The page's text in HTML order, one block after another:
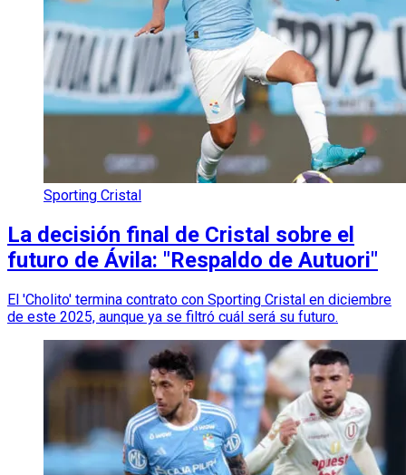
Sporting Cristal
La decisión final de Cristal sobre el
futuro de Ávila: "Respaldo de Autuori"
El 'Cholito' termina contrato con Sporting Cristal en diciembre
de este 2025, aunque ya se filtró cuál será su futuro.